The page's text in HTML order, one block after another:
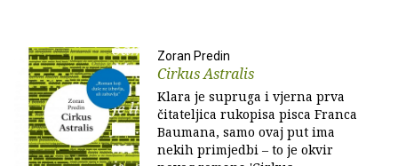
Zoran Predin
Cirkus Astralis
Klara je supruga i vjerna prva
čitateljica rukopisa pisca Franca
Baumana, samo ovaj put ima
nekih primjedbi – to je okvir